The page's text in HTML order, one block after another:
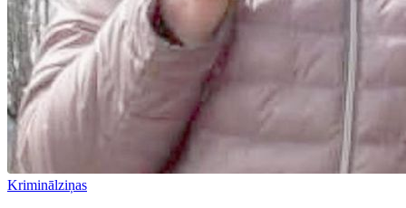
Kriminālziņas